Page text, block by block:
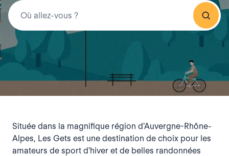
Située dans la magnifique région d'Auvergne-Rhône-
Alpes, Les Gets est une destination de choix pour les
amateurs de sport d'hiver et de belles randonnées